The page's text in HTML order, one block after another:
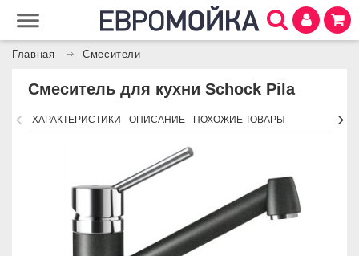
Главная Смесители
Смеситель для кухни Schock Pila
ХАРАКТЕРИСТИКИ ОПИСАНИЕ ПОХОЖИЕ ТОВАРЫ